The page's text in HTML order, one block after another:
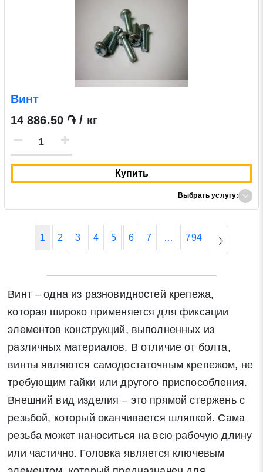
Винт
14 886.50 ֏ / кг
Купить
Выбрать услугу:
1 2 3 4 5 6 7 … 794
Винт – одна из разновидностей крепежа,
которая широко применяется для фиксации
элементов конструкций, выполненных из
различных материалов. В отличие от болта,
винты являются самодостаточным крепежом, не
требующим гайки или другого приспособления.
Внешний вид изделия – это прямой стержень с
резьбой, который оканчивается шляпкой. Сама
резьба может наноситься на всю рабочую длину
или частично. Головка является ключевым